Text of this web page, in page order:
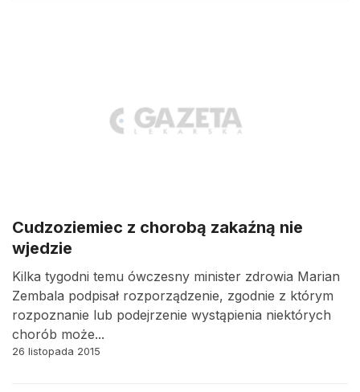
Cudzoziemiec z chorobą zakaźną nie
wjedzie
Kilka tygodni temu ówczesny minister zdrowia Marian
Zembala podpisał rozporządzenie, zgodnie z którym
rozpoznanie lub podejrzenie wystąpienia niektórych
chorób może...
26 listopada 2015